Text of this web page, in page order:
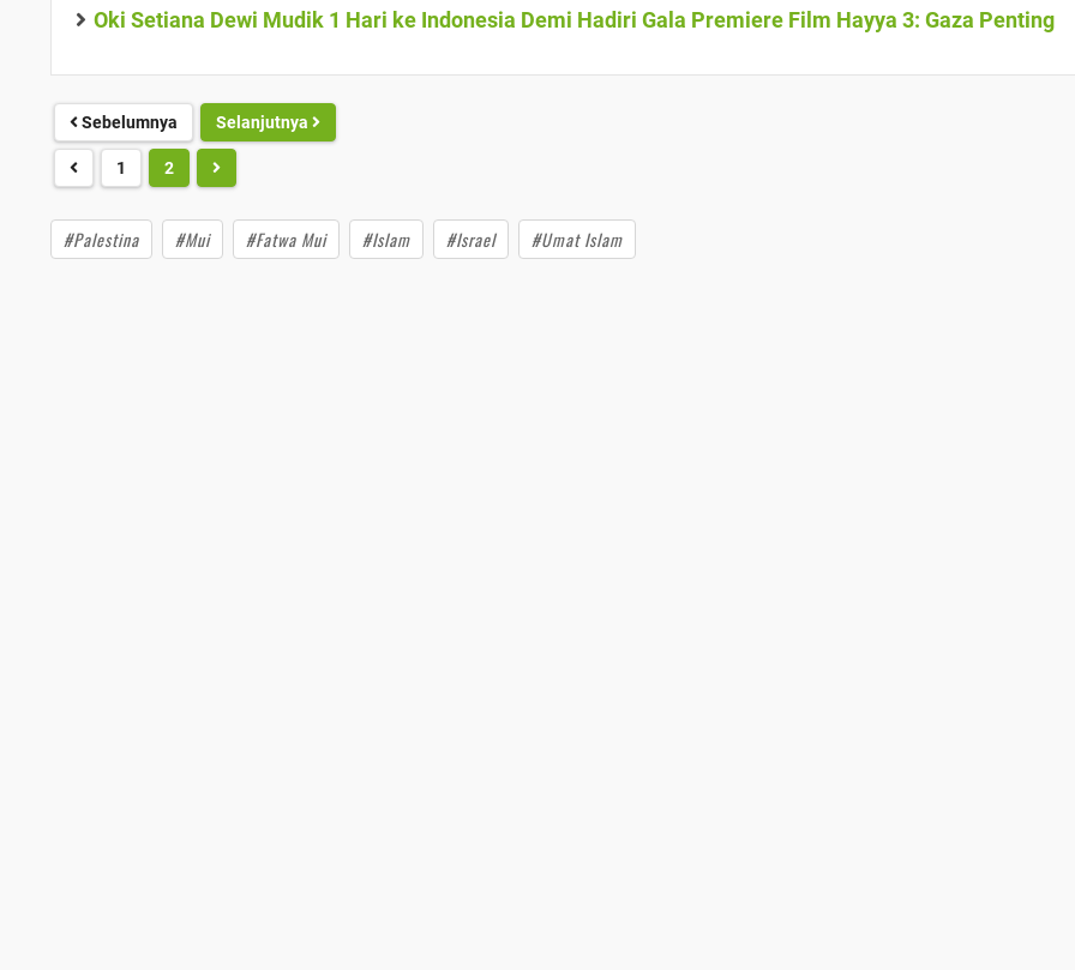
Oki Setiana Dewi Mudik 1 Hari ke Indonesia Demi Hadiri Gala Premiere Film Hayya 3: Gaza Penting
Sebelumnya Selanjutnya
1 2
#Palestina #Mui #Fatwa Mui #Islam #Israel #Umat Islam